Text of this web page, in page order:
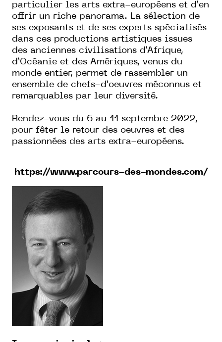
particulier les arts extra-européens et d’en
offrir un riche panorama. La sélection de
ses exposants et de ses experts spécialisés
dans ces productions artistiques issues
des anciennes civilisations d’Afrique,
d’Océanie et des Amériques, venus du
monde entier, permet de rassembler un
ensemble de chefs-d’oeuvres méconnus et
remarquables par leur diversité.
Rendez-vous du 6 au 11 septembre 2022,
pour fêter le retour des oeuvres et des
passionnées des arts extra-européens.
https://www.parcours-des-mondes.com/